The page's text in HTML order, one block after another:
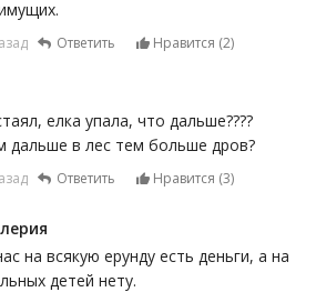
Ответить Нравится (2)
елка упала, что дальше????
дальше в лес тем больше дров?
Ответить Нравится (3)
на всякую ерунду есть деньги, а на
детей нету.